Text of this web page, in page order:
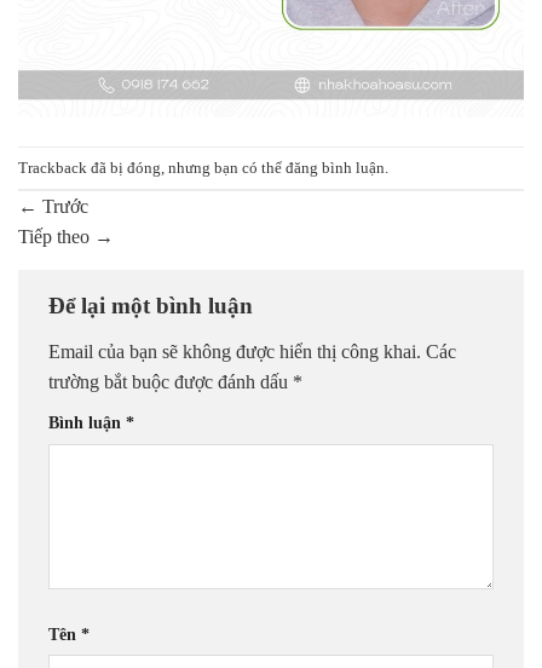
Trackback đã bị đóng, nhưng bạn có thể đăng bình luận
← Trước
Tiếp theo →
Để lại một bình luận
Email của bạn sẽ không được hiển thị công khai. Các
trường bắt buộc được đánh dấu *
Bình luận *
Tên *